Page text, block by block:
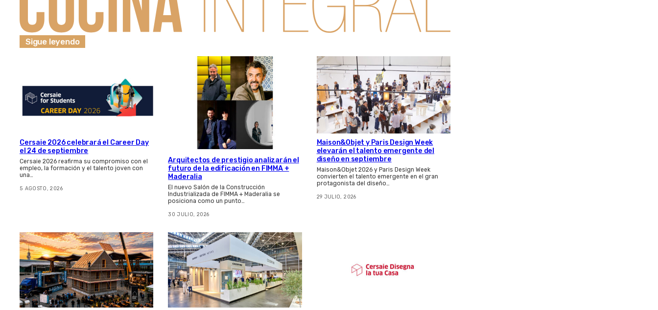
Sigue leyendo
Cersaie 2026 celebrará el Career Day
el 24 de septiembre
Cersaie 2026 reafirma su compromiso con el
empleo, la formación y el talento joven con
una…
5 AGOSTO, 2026
Arquitectos de prestigio analizarán el
futuro de la edificación en FIMMA +
Maderalia
El nuevo Salón de la Construcción
Industrializada de FIMMA + Maderalia se
posiciona como un punto…
30 JULIO, 2026
Maison&Objet y Paris Design Week
elevarán el talento emergente del
diseño en septiembre
Maison&Objet 2026 y Paris Design Week
convierten el talento emergente en el gran
protagonista del diseño…
29 JULIO, 2026